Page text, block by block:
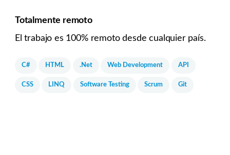
Totalmente remoto
El trabajo es 100% remoto desde cualquier país.
C# HTML .Net Web Development API
CSS LINQ Software Testing Scrum Git